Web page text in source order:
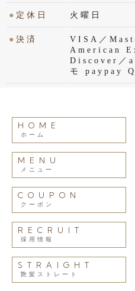
● 定休日 火曜日
●決済
VISA／
American
Discover／
モ paypay
HOME
ホーム
MENU
メニュー
COUPON
クーポン
RECRUIT
採用情報
STRAIGHT
艶髪ストレート